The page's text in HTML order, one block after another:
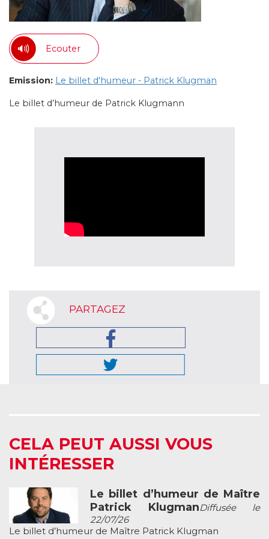
Ecouter
Emission: Le billet d'humeur - Patrick Klugman
Le billet d’humeur de Patrick Klugmann
PARTAGEZ
CELA PEUT AUSSI VOUS
INTÉRESSER
Le billet d’humeur de Maître
Patrick KlugmanDiffusée le
22/07/26
Le billet d’humeur de Maître Patrick Klugman